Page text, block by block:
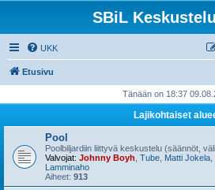
SBiL
UKK
Etusivu
Tänään on 18:37
Lajikohtaiset
Pool
Poolbiljardiin liittyvä keskustelu (säännöt,
Valvojat: Johnny Boyh Tube Matti Jokela
Lamminaho
Aiheet: 913